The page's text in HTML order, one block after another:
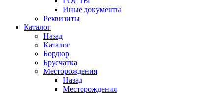
Иные документы
Реквизиты
Каталог
Назад
Каталог
Бордюр
Брусчатка
Месторождения
Назад
Месторождения